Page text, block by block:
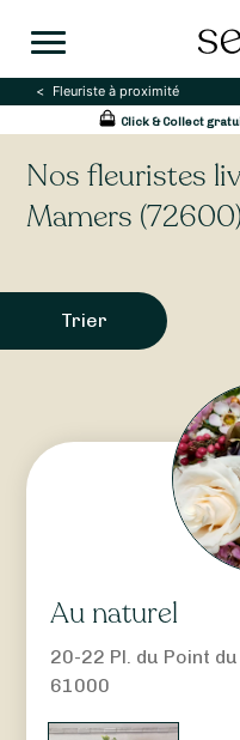
Fleuriste à proximité
Click & Collect
Nos fleuristes
Mamers (72600)
Trier
Au naturel
20-22 Pl. du Point
61000